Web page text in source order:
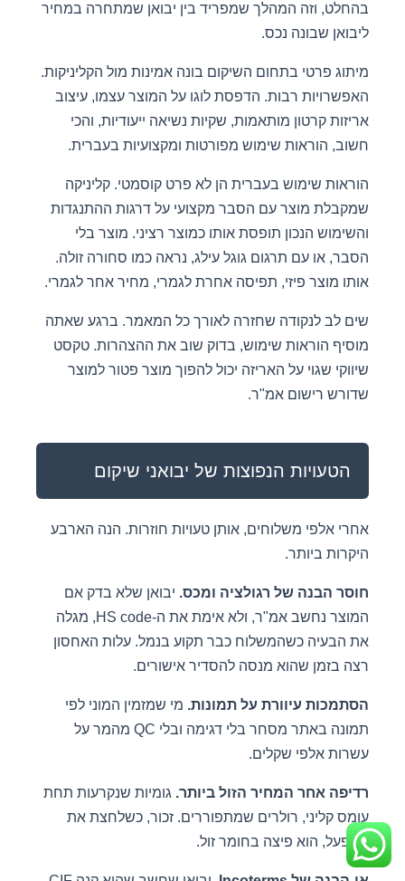
בהחלט, וזה המהלך שמפריד בין יבואן שמתחרה במחיר
ליבואן שבונה נכס.
מיתוג פרטי בתחום השיקום בונה אמינות מול הקליניקות.
האפשרויות רבות. הדפסת לוגו על המוצר עצמו, עיצוב
אריזות קרטון מותאמות, שקיות נשיאה ייעודיות, והכי
חשוב, הוראות שימוש מפורטות ומקצועיות בעברית.
הוראות שימוש בעברית הן לא פרט קוסמטי. קליניקה
שמקבלת מוצר עם הסבר מקצועי על דרגות ההתנגדות
והשימוש הנכון תופסת אותו כמוצר רציני. מוצר בלי
הסבר, או עם תרגום גוגל עילג, נראה כמו סחורה זולה.
אותו מוצר פיזי, תפיסה אחרת לגמרי, מחיר אחר לגמרי.
שים לב לנקודה שחזרה לאורך כל המאמר. ברגע שאתה
מוסיף הוראות שימוש, בדוק שוב את ההצהרות. טקסט
שיווקי שגוי על האריזה יכול להפוך מוצר פטור למוצר
שדורש רישום אמ"ר.
הטעויות הנפוצות של יבואני שיקום
אחרי אלפי משלוחים, אותן טעויות חוזרות. הנה הארבע
היקרות ביותר.
חוסר הבנה של רגולציה ומכס. יבואן שלא בדק אם
המוצר נחשב אמ"ר, ולא אימת את ה-HS code, מגלה
את הבעיה כשהמשלוח כבר תקוע בנמל. עלות האחסון
רצה בזמן שהוא מנסה להסדיר אישורים.
הסתמכות עיוורת על תמונות. מי שמזמין המוני לפי
תמונה באתר מסחר בלי דגימה ובלי QC מהמר על
עשרות אלפי שקלים.
רדיפה אחר המחיר הזול ביותר. גומיות שנקרעות תחת
עומס קליני, רולרים שמתפוררים. זכור, כשלחצת את
המפעל, הוא פיצה בחומר זול.